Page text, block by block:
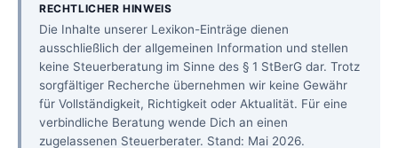
RECHTLICHER HINWEIS
Die Inhalte unserer Lexikon-Einträge dienen
ausschließlich der allgemeinen Information und stellen
keine Steuerberatung im Sinne des § 1 StBerG dar. Trotz
sorgfältiger Recherche übernehmen wir keine Gewähr
für Vollständigkeit, Richtigkeit oder Aktualität. Für eine
verbindliche Beratung wende Dich an einen
zugelassenen Steuerberater. Stand: Mai 2026.